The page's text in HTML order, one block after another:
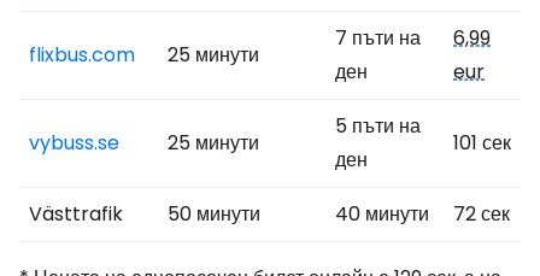
flixbus.com 25 минути
7 пъти на
ден
6,99
eur
vybuss.se 25 минути
5 пъти на
ден
101 сек
Västtrafik 50 минути 40 минути 72 сек